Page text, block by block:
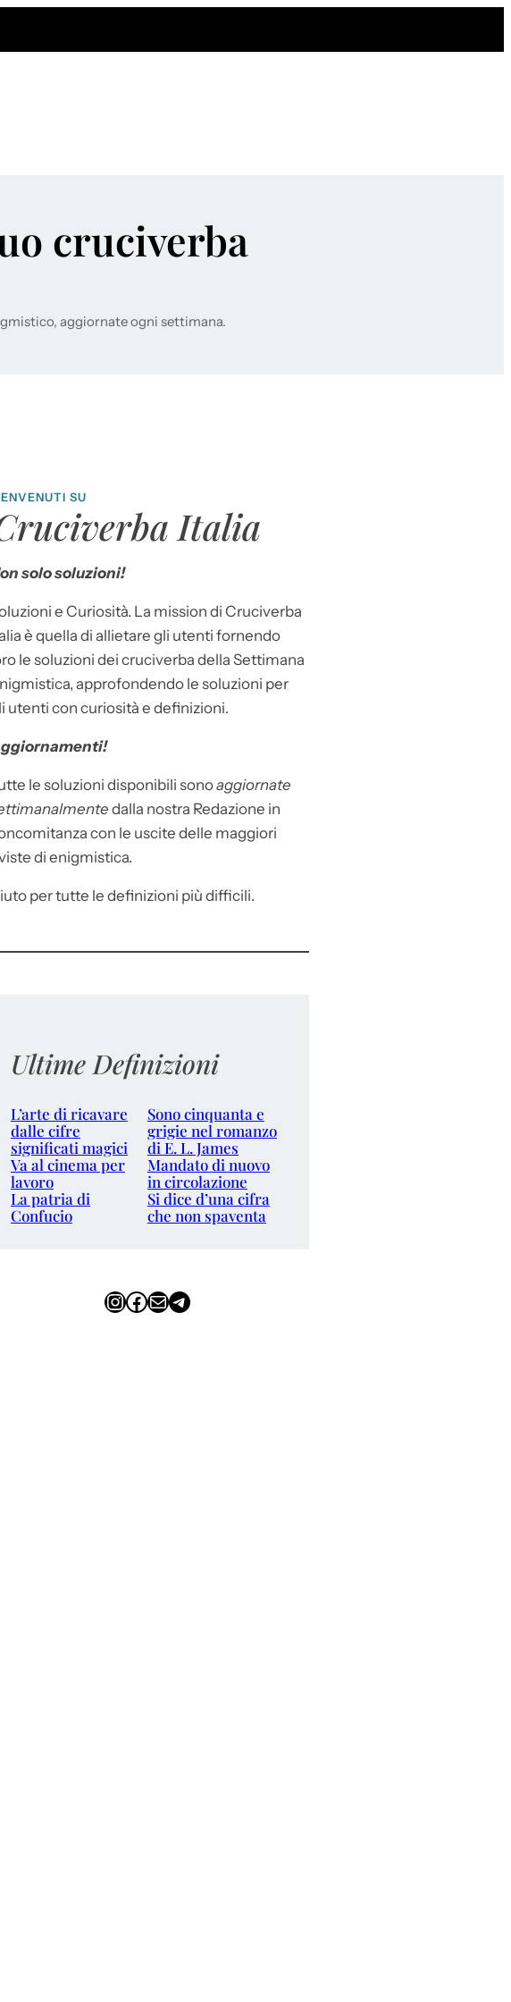
cruciverba
aggiornate ogni settimana.
SU
Italia
solo soluzioni!
e Curiosità. La mission di Cruciverba
è quella di allietare gli utenti fornendo
le soluzioni dei cruciverba della Settimana
approfondendo le soluzioni per
utenti con curiosità e definizioni.
le soluzioni disponibili sonoaggiornate
dalla nostra Redazione in
con le uscite delle maggiori
di enigmistica.
per tutte le definizioni più difficili.
Ultime Definizioni
L’arte di ricavare
dalle cifre
significati magici
Sono cinquanta e
grigie nel romanzo
di E. L. James
Va al cinema per
lavoro
Mandato di nuovo
in circolazione
La patria di
Confucio
Si dice d’una cifra
che non spaventa
InstagramFacebook Email Telegram